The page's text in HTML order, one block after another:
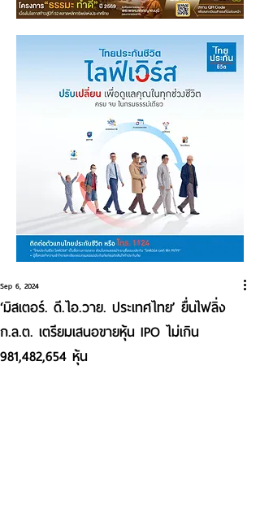
‘มิสเตอร์. ดี.ไอ.วาย. ประเทศไทย’ ยื่นไฟลิ่ง
ก.ล.ต. เตรียมเสนอขายหุ้น IPO ไม่เกิน
981,482,654 หุ้น
Sep 6, 2024